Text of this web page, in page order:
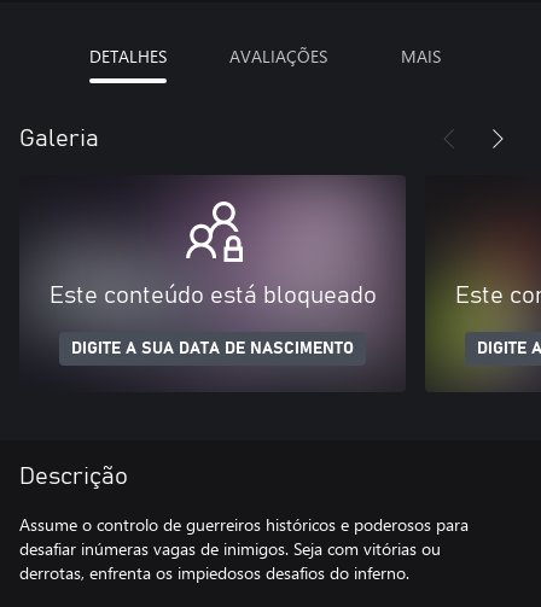
DETALHES AVALIAÇÕES MAIS
Galeria
Este conteúdo está bloqueado
DIGITE A SUA DATA DE NASCIMENTO
Este
DIGITE
Descrição
Assume o controlo de guerreiros históricos e poderosos para
desafiar inúmeras vagas de inimigos. Seja com vitórias ou
derrotas, enfrenta os impiedosos desafios do inferno.